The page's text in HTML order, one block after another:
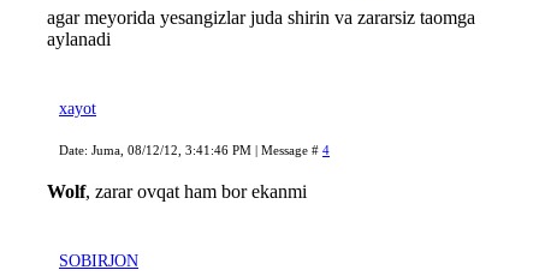
agar meyorida yesangizlar juda shirin va zararsiz taomga
aylanadi
xayot
Date: Juma, 08/12/12, 3:41:46 PM | Message # 4
Wolf, zarar ovqat ham bor ekanmi
SOBIRJON